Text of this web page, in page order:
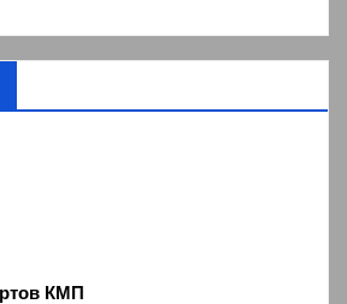
КМП